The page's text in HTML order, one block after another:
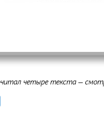
четыре текста —